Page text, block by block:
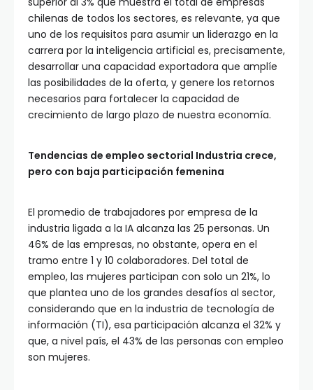
chilenas de todos los sectores, es relevante, ya que
uno de los requisitos para asumir un liderazgo en la
carrera por la inteligencia artificial es, precisamente,
desarrollar una capacidad exportadora que amplíe
las posibilidades de la oferta, y genere los retornos
necesarios para fortalecer la capacidad de
crecimiento de largo plazo de nuestra economía.
Tendencias de empleo sectorial Industria crece,
pero con baja participación femenina
El promedio de trabajadores por empresa de la
industria ligada a la IA alcanza las 25 personas. Un
46% de las empresas, no obstante, opera en el
tramo entre 1 y 10 colaboradores. Del total de
empleo, las mujeres participan con solo un 21%, lo
que plantea uno de los grandes desafíos al sector,
considerando que en la industria de tecnología de
información (TI), esa participación alcanza el 32% y
que, a nivel país, el 43% de las personas con empleo
son mujeres.